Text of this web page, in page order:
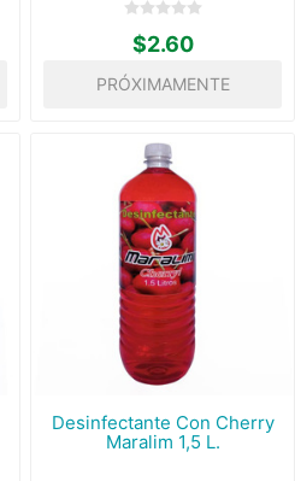
$2.60
PRÓXIMAMENTE
Desinfectante Con Cherry
Maralim 1,5 L.